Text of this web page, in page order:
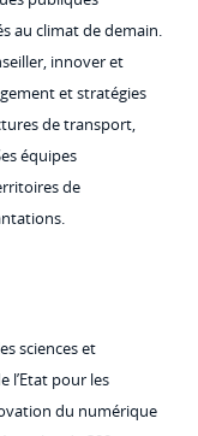
au climat de demain.
innover et
et stratégies
de transport,
équipes
de
sciences et
l’Etat pour les
du numérique